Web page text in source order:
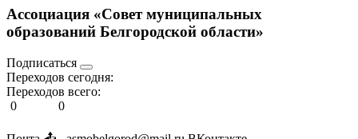
Ассоциация «Совет муниципальных
образований Белгородской области»
Подписаться
Переходов сегодня:
Переходов всего:
0
0